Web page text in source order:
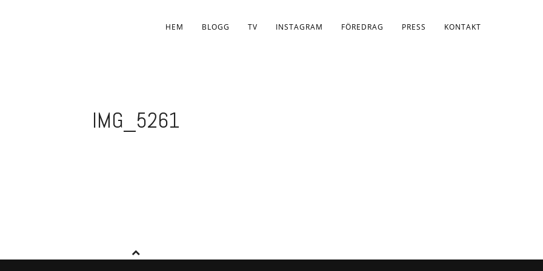
HEM BLOGG TV INSTAGRAM FÖREDRAG PRESS KONTAKT
IMG_5261